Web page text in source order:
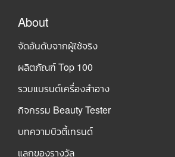
About
จัดอันดับจากผู้ใช้จริง
ผลิตภัณฑ์ Top 100
รวมแบรนด์เครื่องสำอาง
กิจกรรม Beauty Tester
บทความบิวตี้เทรนด์
แลกของรางวัล